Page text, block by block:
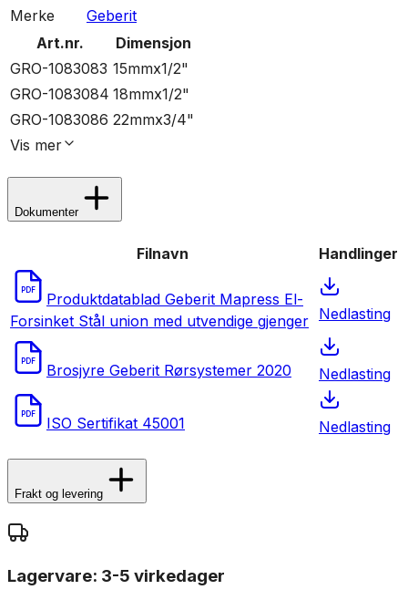
Merke
Geberit
Art.nr.
Dimensjon
GRO-1083083 15mmx1/2"
GRO-1083084 18mmx1/2"
GRO-1083086 22mmx3/4"
Vis mer
Dokumenter
Filnavn Handlinger
PDF
Produktdatablad Geberit Mapress El-
Forsinket Stål union med utvendige gjenger Nedlasting
PDF Brosjyre Geberit Rørsystemer 2020 Nedlasting
PDF ISO Sertifikat 45001 Nedlasting
Frakt og levering
Lagervare: 3-5 virkedager